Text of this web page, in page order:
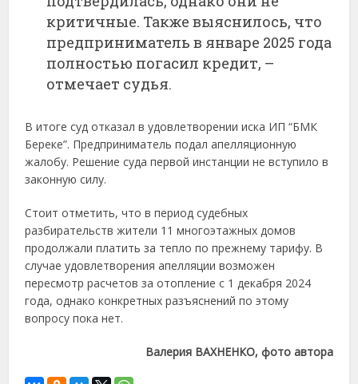
критичные. Также выяснилось, что
предприниматель в январе 2025 года
полностью погасил кредит, –
отмечает судья.
В итоге суд отказал в удовлетворении иска ИП “БМК
Береке”. Предприниматель подал апелляционную
жалобу. Решение суда первой инстанции не вступило в
законную силу.
Стоит отметить, что в период судебных
разбирательств жители 11 многоэтажных домов
продолжали платить за тепло по прежнему тарифу. В
случае удовлетворения апелляции возможен
пересмотр расчетов за отопление с 1 декабря 2024
года, однако конкретных разъяснений по этому
вопросу пока нет.
Валерия ВАХНЕНКО, фото автора